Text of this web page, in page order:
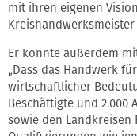
mit ihren eigenen
Kreishandwerksmeister
Er konnte außerdem
„Dass das Handwerk
wirtschaftlicher
Beschäftigte und 2.000
sowie den Landkreisen